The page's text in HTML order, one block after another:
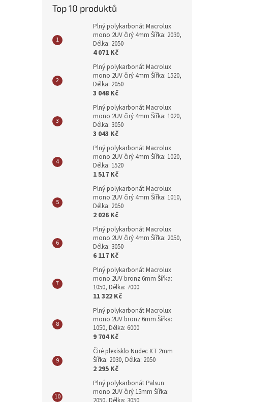
Top 10 produktů
Plný polykarbonát Macrolux
mono 2UV čirý 4mm Šířka: 2030,
Délka: 2050
4 071 Kč
Plný polykarbonát Macrolux
mono 2UV čirý 4mm Šířka: 1520,
Délka: 2050
3 048 Kč
Plný polykarbonát Macrolux
mono 2UV čirý 4mm Šířka: 1020,
Délka: 3050
3 043 Kč
Plný polykarbonát Macrolux
mono 2UV čirý 4mm Šířka: 1020,
Délka: 1520
1 517 Kč
Plný polykarbonát Macrolux
mono 2UV čirý 4mm Šířka: 1010,
Délka: 2050
2 026 Kč
Plný polykarbonát Macrolux
mono 2UV čirý 4mm Šířka: 2050,
Délka: 3050
6 117 Kč
Plný polykarbonát Macrolux
mono 2UV bronz 6mm Šířka:
1050, Délka: 7000
11 322 Kč
Plný polykarbonát Macrolux
mono 2UV bronz 6mm Šířka:
1050, Délka: 6000
9 704 Kč
Čiré plexisklo Nudec XT 2mm
Šířka: 2030, Délka: 2050
2 295 Kč
Plný polykarbonát Palsun
mono 2UV čirý 15mm Šířka: